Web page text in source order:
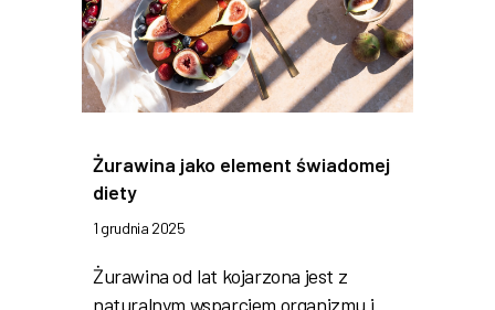
Żurawina jako element świadomej
diety
1 grudnia 2025
Żurawina od lat kojarzona jest z
naturalnym wsparciem organizmu i